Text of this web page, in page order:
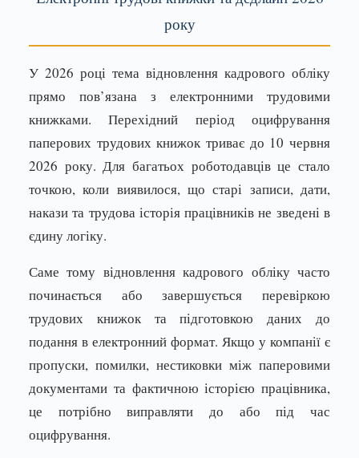
року
У 2026 році тема відновлення кадрового обліку
прямо пов’язана з електронними трудовими
книжками. Перехідний період оцифрування
паперових трудових книжок триває до 10 червня
2026 року. Для багатьох роботодавців це стало
точкою, коли виявилося, що старі записи, дати,
накази та трудова історія працівників не зведені в
єдину логіку.
Саме тому відновлення кадрового обліку часто
починається або завершується перевіркою
трудових книжок та підготовкою даних до
подання в електронний формат. Якщо у компанії є
пропуски, помилки, нестиковки між паперовими
документами та фактичною історією працівника,
це потрібно виправляти до або під час
оцифрування.